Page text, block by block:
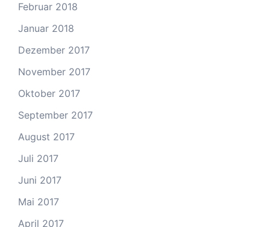
Februar 2018
Januar 2018
Dezember 2017
November 2017
Oktober 2017
September 2017
August 2017
Juli 2017
Juni 2017
Mai 2017
April 2017